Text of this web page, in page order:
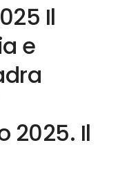
Il
e
2025. Il